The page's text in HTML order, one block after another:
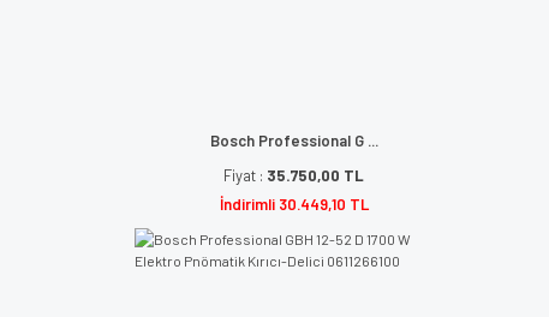
Bosch Professional G ...
Fiyat : 35.750,00 TL
İndirimli 30.449,10 TL